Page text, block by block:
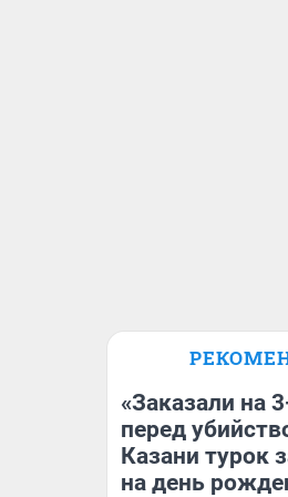
«Заказали на
перед
Казани турок
на день